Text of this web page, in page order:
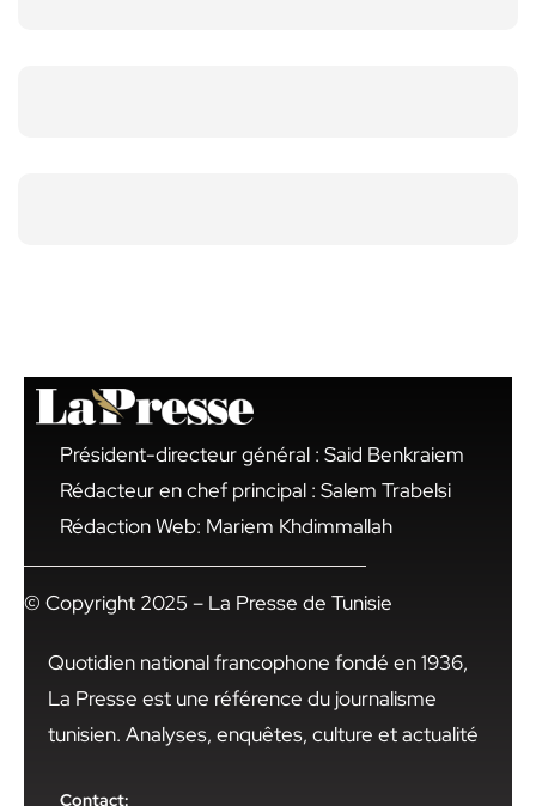
Président-directeur général : Said Benkraiem
Rédacteur en chef principal : Salem Trabelsi
Rédaction Web: Mariem Khdimmallah
© Copyright 2025 – La Presse de Tunisie
Quotidien national francophone fondé en 1936,
La Presse est une référence du journalisme
tunisien. Analyses, enquêtes, culture et actualité
Contact: